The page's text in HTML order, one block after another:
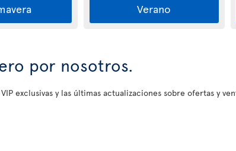
Verano
por nosotros.
exclusivas y las últimas actualizaciones sobre ofertas y